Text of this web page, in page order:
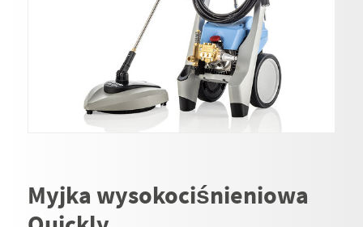
Myjka wysokociśnieniowa